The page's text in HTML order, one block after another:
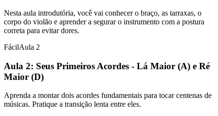
Nesta aula introdutória, você vai conhecer o braço, as tarraxas, o
corpo do violão e aprender a segurar o instrumento com a postura
correta para evitar dores.
FácilAula 2
Aula 2: Seus Primeiros Acordes - Lá Maior (A) e Ré
Maior (D)
Aprenda a montar dois acordes fundamentais para tocar centenas de
músicas. Pratique a transição lenta entre eles.